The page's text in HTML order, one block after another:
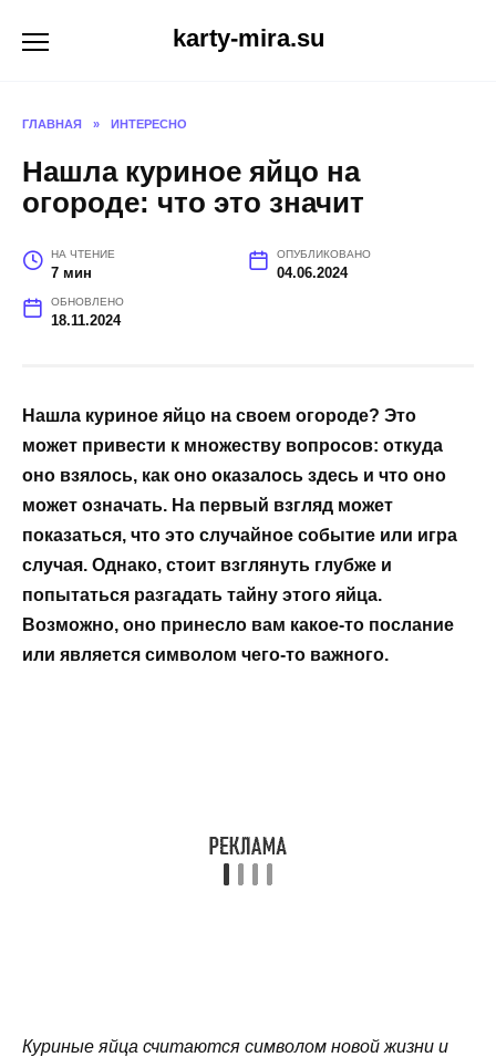
karty-mira.su
ГЛАВНАЯ » ИНТЕРЕСНО
Нашла куриное яйцо на
огороде: что это значит
НА ЧТЕНИЕ
7 мин
ОПУБЛИКОВАНО
04.06.2024
ОБНОВЛЕНО
18.11.2024
Нашла куриное яйцо на своем огороде? Это
может привести к множеству вопросов: откуда
оно взялось, как оно оказалось здесь и что оно
может означать. На первый взгляд может
показаться, что это случайное событие или игра
случая. Однако, стоит взглянуть глубже и
попытаться разгадать тайну этого яйца.
Возможно, оно принесло вам какое-то послание
или является символом чего-то важного.
Куриные яйца считаются символом новой жизни и